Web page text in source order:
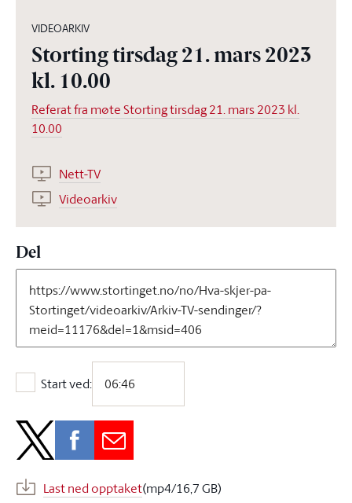
VIDEOARKIV
Storting tirsdag 21. mars 2023
kl. 10.00
Referat fra møte Storting tirsdag 21. mars 2023 kl.
10.00
Nett-TV
Videoarkiv
Del
Start ved:
Start ved:
Last ned opptaket(mp4/16,7 GB)